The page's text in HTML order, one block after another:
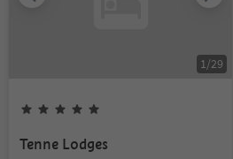
1/29
Tenne Lodges